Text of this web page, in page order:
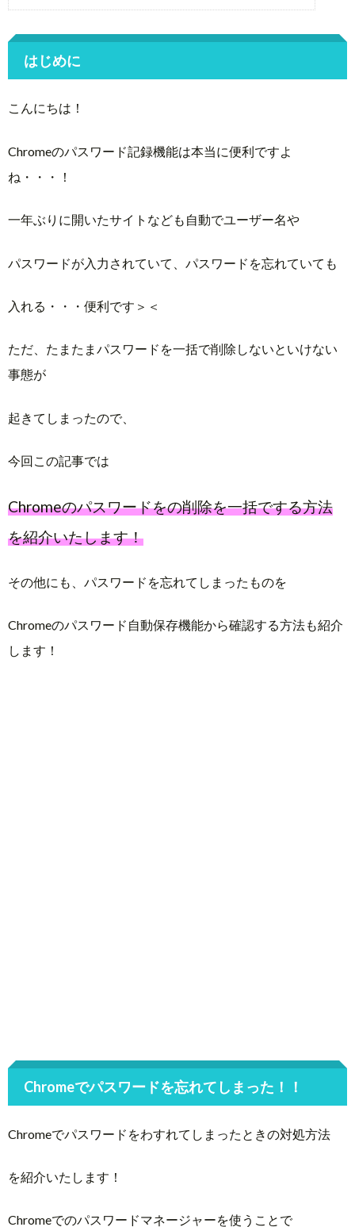
はじめに
こんにちは！
Chromeのパスワード記録機能は本当に便利ですよ
ね・・・！
一年ぶりに開いたサイトなども自動でユーザー名や
パスワードが入力されていて、パスワードを忘れていても
入れる・・・便利です＞＜
ただ、たまたまパスワードを一括で削除しないといけない
事態が
起きてしまったので、
今回この記事では
Chromeのパスワードをの削除を一括でする方法
を紹介いたします！
その他にも、パスワードを忘れてしまったものを
Chromeのパスワード自動保存機能から確認する方法も紹介
します！
Chromeでパスワードを忘れてしまった！！
Chromeでパスワードをわすれてしまったときの対処方法
を紹介いたします！
Chromeでのパスワードマネージャーを使うことで